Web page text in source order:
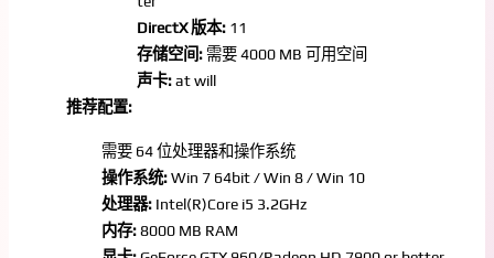
DirectX 版本: 11
存储空间: 需要 4000 MB 可用空间
声卡:at will
推荐配置:
需要 64 位处理器和操作系统
操作系统:Win 7 64bit / Win 8 / Win 10
处理器: Intel(R)Core i5 3.2GHz
内存:8000 MB RAM